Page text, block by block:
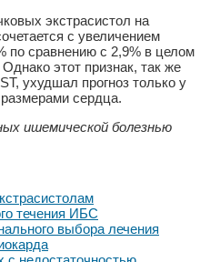
экстрасистол на
с увеличением
по сравнению с 2,9% в целом
этот признак, так же
ухудшал прогноз только у
сердца.
ишемической болезнью
течения ИБС
выбора лечения